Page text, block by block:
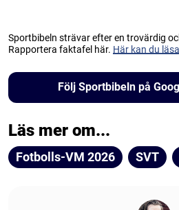
Sportbibeln strävar efter en trovärdig
Rapportera faktafel här. Här kan du
Följ Sportbibeln på
Läs mer om...
Fotbolls-VM 2026 SVT